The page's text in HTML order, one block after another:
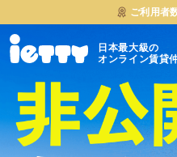
ご利用者
日本最大級の
オンライン賃貸